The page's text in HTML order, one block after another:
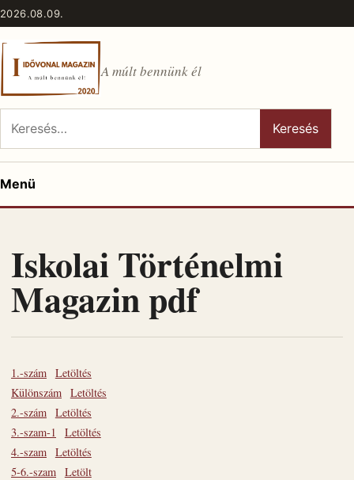
Ugrás a tartalomhoz
2026.08.09.
A múlt bennünk él
Keresés:
Keresés
Menü
Iskolai Történelmi
Magazin pdf
1.-szám Letöltés
Különszám Letöltés
2.-szám Letöltés
3.-szam-1
Letöltés
4.-szam Letöltés
5-6.-szam Letölt